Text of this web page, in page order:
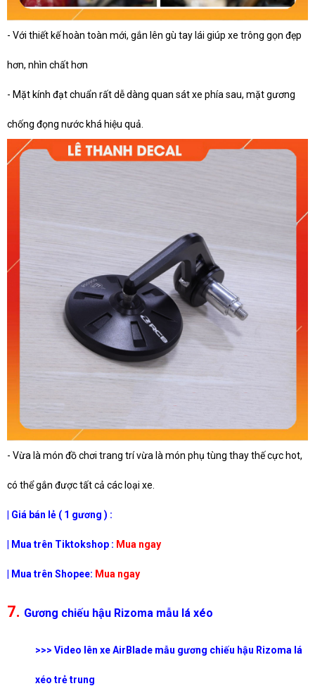
- Với thiết kế hoàn toàn mới, gắn lên gù tay lái giúp xe trông gọn đẹp
hơn, nhìn chất hơn
- Mặt kính đạt chuẩn rất dễ dàng quan sát xe phía sau, mặt gương
chống đọng nước khá hiệu quả.
- Vừa là món đồ chơi trang trí vừa là món phụ tùng thay thế cực hot,
có thể gắn được tất cả các loại xe.
| Giá bán lẻ ( 1 gương ) :
| Mua trên Tiktokshop : Mua ngay
| Mua trên Shopee: Mua ngay
7. Gương chiếu hậu Rizoma mẫu lá xéo
>>> Video lên xe AirBlade mẫu gương chiếu hậu Rizoma lá
xéo trẻ trung